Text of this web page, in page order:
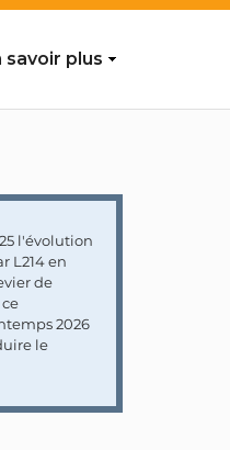
savoir plus
l'évolution
L214 en
de
2026
le